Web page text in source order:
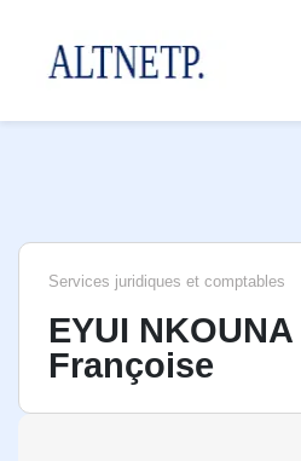
Services juridiques et comptables
EYUI
Françoise